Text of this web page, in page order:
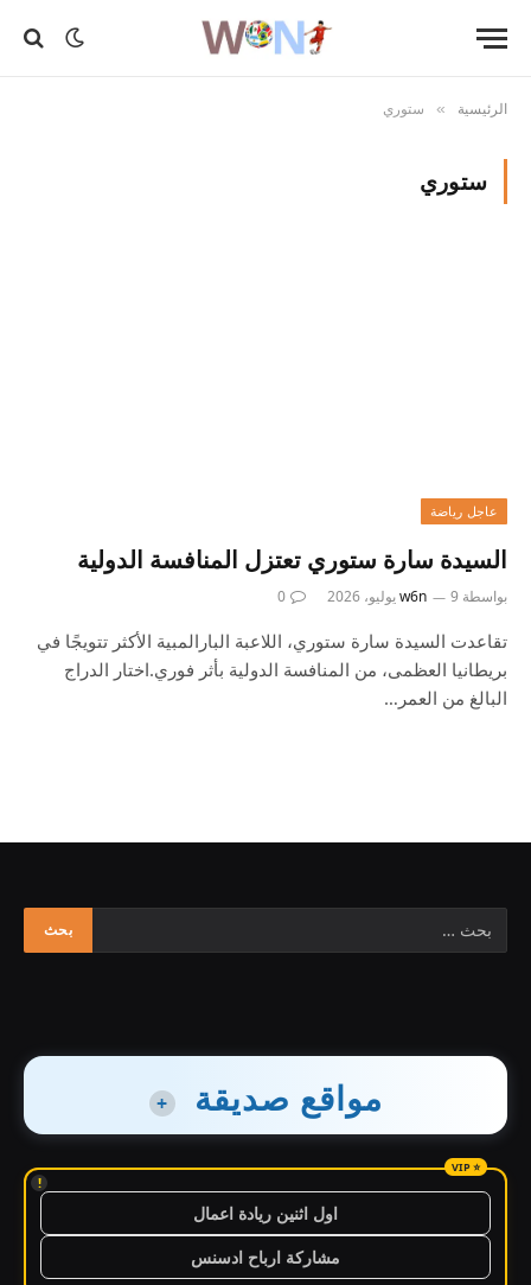
الرئيسية » ستوري
ستوري
عاجل رياضة
السيدة سارة ستوري تعتزل المنافسة الدولية
بواسطة w6n 9 يوليو، 2026 0
تقاعدت السيدة سارة ستوري، اللاعبة البارالمبية الأكثر تتويجًا في
بريطانيا العظمى، من المنافسة الدولية بأثر فوري.اختار الدراج
البالغ من العمر…
مواقع صديقة +
!
اول اثنين ريادة اعمال
مشاركة ارباح ادسنس